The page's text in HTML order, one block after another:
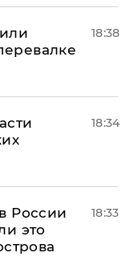
18:38
18:34
России
это
18:33